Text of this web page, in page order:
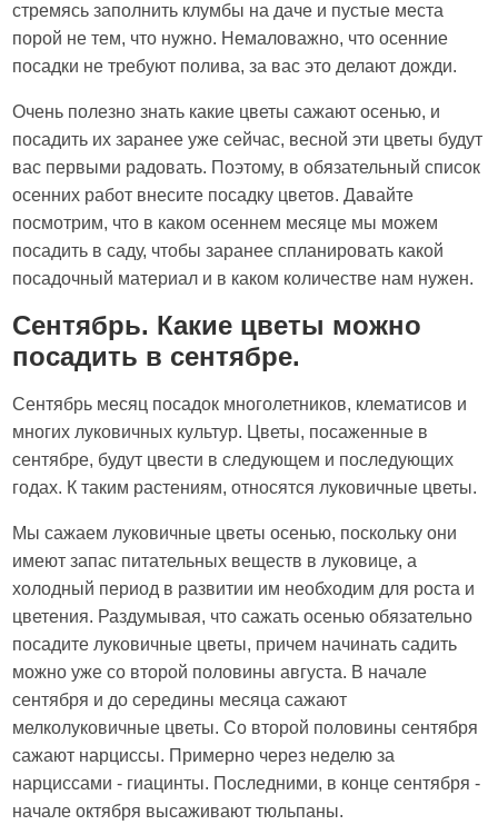
стремясь заполнить клумбы на даче и пустые места
порой не тем, что нужно. Немаловажно, что осенние
посадки не требуют полива, за вас это делают дожди.
Очень полезно знать какие цветы сажают осенью, и
посадить их заранее уже сейчас, весной эти цветы будут
вас первыми радовать. Поэтому, в обязательный список
осенних работ внесите посадку цветов. Давайте
посмотрим, что в каком осеннем месяце мы можем
посадить в саду, чтобы заранее спланировать какой
посадочный материал и в каком количестве нам нужен.
Сентябрь. Какие цветы можно
посадить в сентябре.
Сентябрь месяц посадок многолетников, клематисов и
многих луковичных культур. Цветы, посаженные в
сентябре, будут цвести в следующем и последующих
годах. К таким растениям, относятся луковичные цветы.
Мы сажаем луковичные цветы осенью, поскольку они
имеют запас питательных веществ в луковице, а
холодный период в развитии им необходим для роста и
цветения. Раздумывая, что сажать осенью обязательно
посадите луковичные цветы, причем начинать садить
можно уже со второй половины августа. В начале
сентября и до середины месяца сажают
мелколуковичные цветы. Со второй половины сентября
сажают нарциссы. Примерно через неделю за
нарциссами - гиацинты. Последними, в конце сентября -
начале октября высаживают тюльпаны.